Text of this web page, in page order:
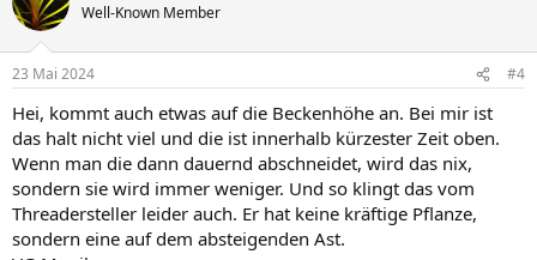
Well-Known Member
23 Mai 2024 #4
Hei, kommt auch etwas auf die Beckenhöhe an. Bei mir ist
das halt nicht viel und die ist innerhalb kürzester Zeit oben.
Wenn man die dann dauernd abschneidet, wird das nix,
sondern sie wird immer weniger. Und so klingt das vom
Threadersteller leider auch. Er hat keine kräftige Pflanze,
sondern eine auf dem absteigenden Ast.